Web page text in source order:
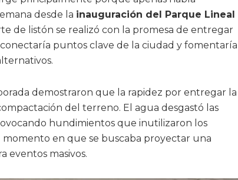
desde la inauguración del Parque Lineal
de listón se realizó con la promesa de entregar
puntos clave de la ciudad y fomentaría
demostraron que la rapidez por entregar la
del terreno. El agua desgastó las
hundimientos que inutilizaron los
en que se buscaba proyectar una
eventos masivos.